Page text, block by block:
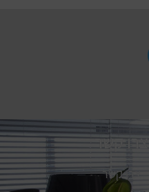
צרו קשר
צרו קשר